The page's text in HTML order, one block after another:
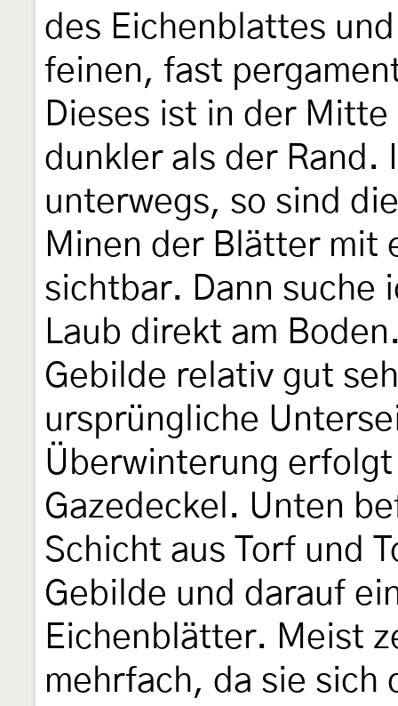
des Eichenblattes
feinen, fast
Dieses ist in der
dunkler als der Rand.
unterwegs, so sind
Minen der Blätter mit
sichtbar. Dann suche
Laub direkt am
Gebilde relativ gut
ursprüngliche
Überwinterung
Gazedeckel. Unten
Schicht aus Torf und
Gebilde und darauf
Eichenblätter. Meist
mehrfach, da sie sich